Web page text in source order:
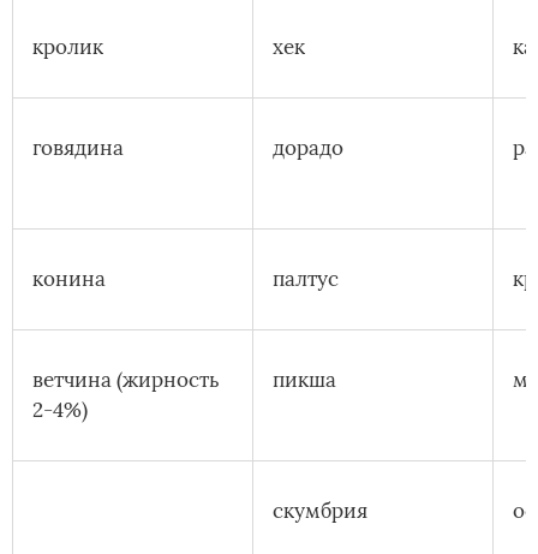
кролик хек
говядина дорадо
конина палтус
ветчина (жирность
2-4%)
пикша
скумбрия